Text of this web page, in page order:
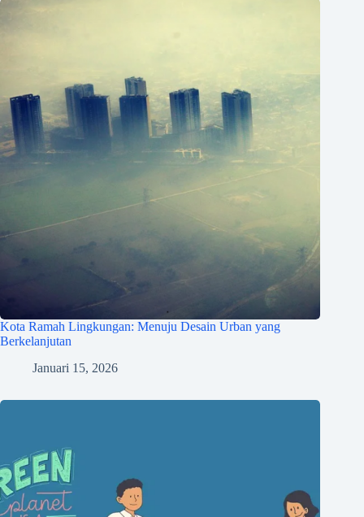
Kota Ramah Lingkungan: Menuju Desain Urban yang
Berkelanjutan
Januari 15, 2026